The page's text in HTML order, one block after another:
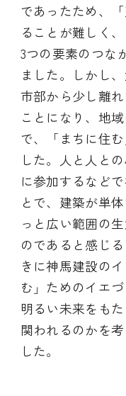
であったため、
ることが難しく
3つの要素のつな
ました。しかし
市部から少し離
ことになり、地
で、「まちに住
した。人と人と
に参加するなど
とで、建築が単
っと広い範囲の
のであると感じ
きに神馬建設の
む」ためのイエ
明るい未来をも
関われるのかを
した。